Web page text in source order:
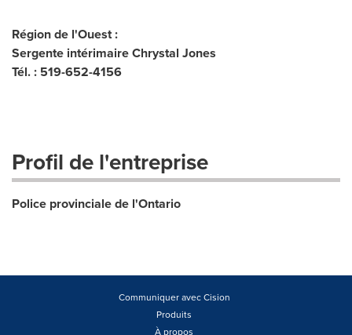
Région de l'Ouest :
Sergente intérimaire Chrystal Jones
Tél. : 519-652-4156
Profil de l'entreprise
Police provinciale de l'Ontario
Communiquer avec Cision
Produits
À propos